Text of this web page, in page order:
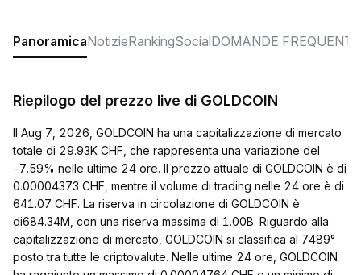
PanoramicaNotizieRankingSocialDOMANDE FREQUENTI
Riepilogo del prezzo live di GOLDCOIN
Il Aug 7, 2026, GOLDCOIN ha una capitalizzazione di mercato
totale di 29.93K CHF, che rappresenta una variazione del
-7.59% nelle ultime 24 ore. Il prezzo attuale di GOLDCOIN è di
0.00004373 CHF, mentre il volume di trading nelle 24 ore è di
641.07 CHF. La riserva in circolazione di GOLDCOIN è
di684.34M, con una riserva massima di 1.00B. Riguardo alla
capitalizzazione di mercato, GOLDCOIN si classifica al 7489°
posto tra tutte le criptovalute. Nelle ultime 24 ore, GOLDCOIN